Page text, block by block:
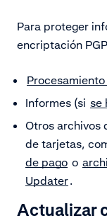
Para proteger
encriptación
Informes (si se
Otros archivos
de tarjetas,
de pago o
Updater.
Actualizar